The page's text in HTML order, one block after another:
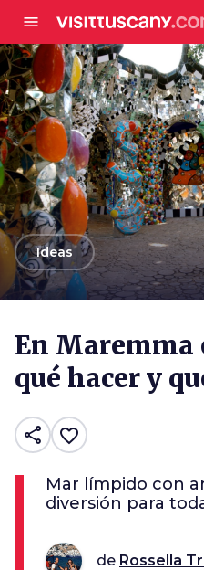
menu
arrow_backIdeas
En Maremma
qué hacer y
share favorite_border
Mar límpido con
diversión para
de Rossella